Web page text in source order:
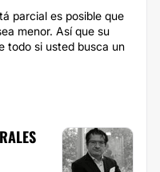
parcial es posible que
menor. Así que su
todo si usted busca un